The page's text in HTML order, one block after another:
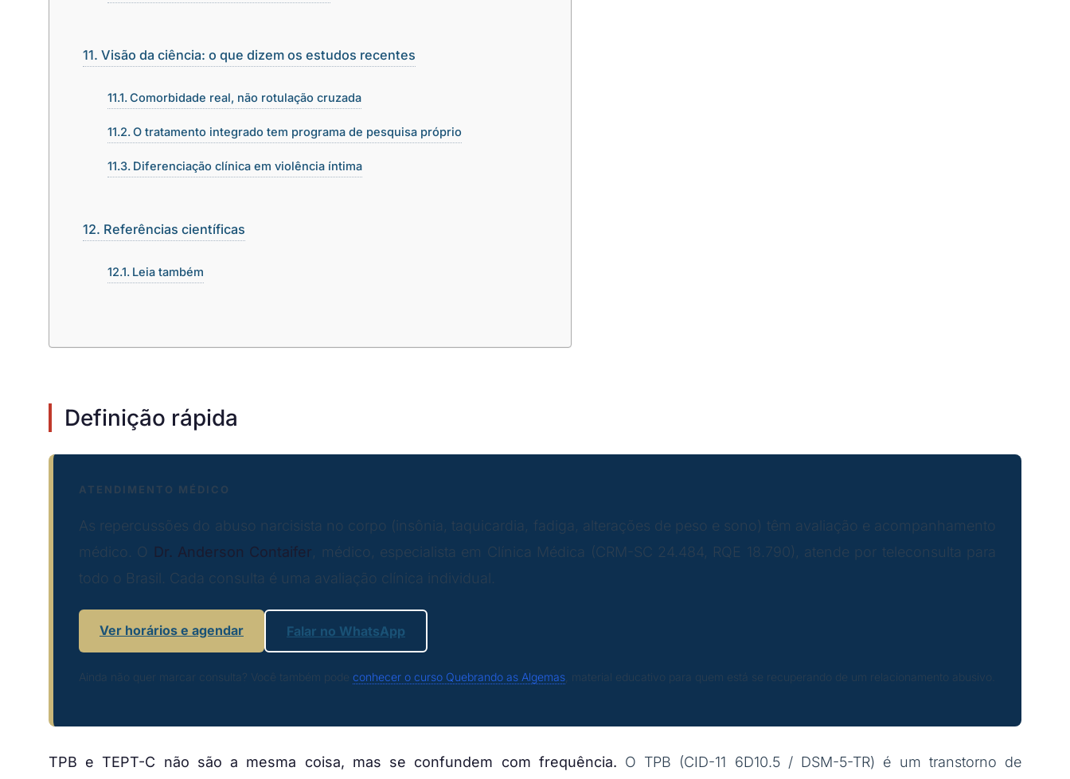
Visão da ciência: o que dizem os estudos recentes
Comorbidade real, não rotulação cruzada
O tratamento integrado tem programa de pesquisa próprio
Diferenciação clínica em violência íntima
Referências científicas
Leia também
Definição rápida
ATENDIMENTO MÉDICO
As repercussões do abuso narcisista no corpo (insônia, taquicardia, fadiga, alterações de peso e sono) têm avaliação e acompanhamento
médico. O Dr. Anderson Contaifer, médico, especialista em Clínica Médica (CRM-SC 24.484, RQE 18.790), atende por teleconsulta para
todo o Brasil. Cada consulta é uma avaliação clínica individual.
Ver horários e agendar Falar no WhatsApp
Ainda não quer marcar consulta? Você também pode conhecer o curso Quebrando as Algemas , material educativo para quem está se recuperando de um relacionamento abusivo.
TPB e TEPT-C não são a mesma coisa, mas se confundem com frequência. O TPB (CID-11 6D10.5 / DSM-5-TR) é um transtorno de